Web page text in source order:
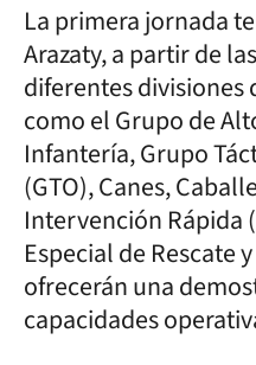
La primera jornada
Arazaty, a partir de
diferentes divisiones
como el Grupo de
Infantería, Grupo
(GTO), Canes,
Intervención Rápida
Especial de Rescate
ofrecerán una
capacidades